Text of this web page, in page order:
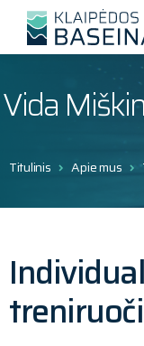
Vida
Titulinis Apie mus